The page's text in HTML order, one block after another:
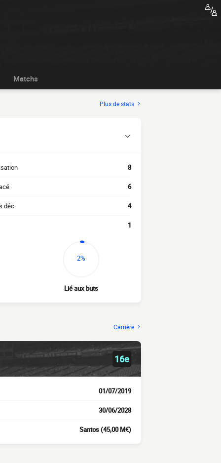
Matchs
Plus de stats
8
6
déc. 4
1
2%
Lié aux buts
Carrière
16e
01/07/2019
30/06/2028
Santos (45,00 M€)